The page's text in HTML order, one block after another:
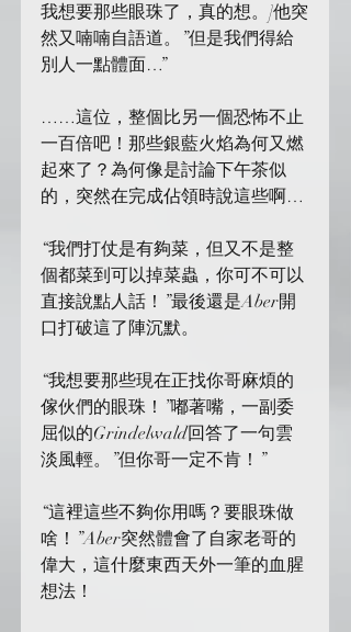
我想要那些眼珠了，真的想。]他突
然又喃喃自語道。”但是我們得給
別人一點體面…”
……這位，整個比另一個恐怖不止
一百倍吧！那些銀藍火焰為何又燃
起來了？為何像是討論下午茶似
的，突然在完成佔領時說這些啊…
“我們打仗是有夠菜，但又不是整
個都菜到可以掉菜蟲，你可不可以
直接說點人話！”最後還是Aber開
口打破這了陣沉默。
“我想要那些現在正找你哥麻煩的
傢伙們的眼珠！”嘟著嘴，一副委
屈似的Grindelwald回答了一句雲
淡風輕。”但你哥一定不肯！”
“這裡這些不夠你用嗎？要眼珠做
啥！”Aber突然體會了自家老哥的
偉大，這什麼東西天外一筆的血腥
想法！